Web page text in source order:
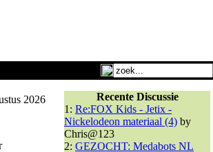
2026
Recente Discussie
1: Re:FOX Kids - Jetix -
Nickelodeon materiaal (4) by
Chris@123
2: GEZOCHT: Medabots NL